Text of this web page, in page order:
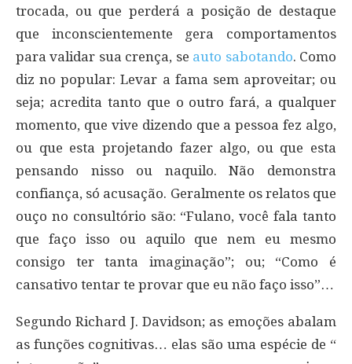
trocada, ou que perderá a posição de destaque
que inconscientemente gera comportamentos
para validar sua crença, se auto sabotando. Como
diz no popular: Levar a fama sem aproveitar; ou
seja; acredita tanto que o outro fará, a qualquer
momento, que vive dizendo que a pessoa fez algo,
ou que esta projetando fazer algo, ou que esta
pensando nisso ou naquilo. Não demonstra
confiança, só acusação. Geralmente os relatos que
ouço no consultório são: “Fulano, você fala tanto
que faço isso ou aquilo que nem eu mesmo
consigo ter tanta imaginação”; ou; “Como é
cansativo tentar te provar que eu não faço isso”…
Segundo Richard J. Davidson; as emoções abalam
as funções cognitivas… elas são uma espécie de “